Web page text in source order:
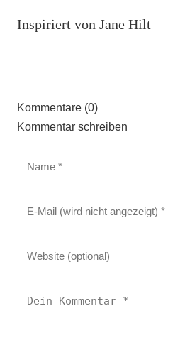
Inspiriert von Jane Hilt
Kommentare (0)
Kommentar schreiben